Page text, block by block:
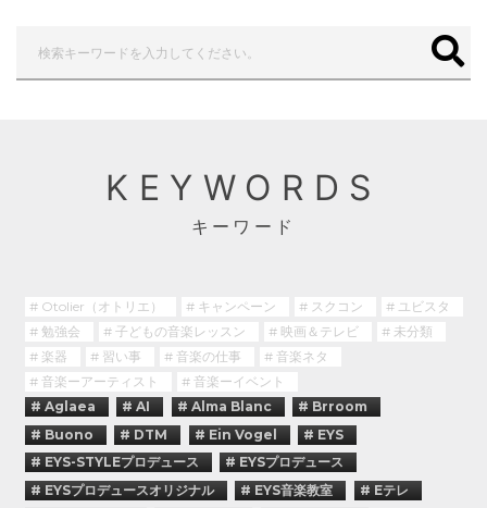
KEYWORDS
キーワード
# Otolier（オトリエ） # キャンペーン # スクコン
# ユビスタ
# 勉強会
# 子どもの音楽レッスン # 映画＆テレビ
# 未分類
# 楽器
# 習い事 # 音楽の仕事
# 音楽ネタ
# 音楽ーアーティスト
# 音楽ーイベント
# Aglaea
# AI # Alma Blanc
# Brroom
# Buono
# DTM # Ein Vogel
# EYS
# EYS-STYLEプロデュース
# EYSプロデュース
# EYSプロデュースオリジナル
# EYS音楽教室
# Eテレ